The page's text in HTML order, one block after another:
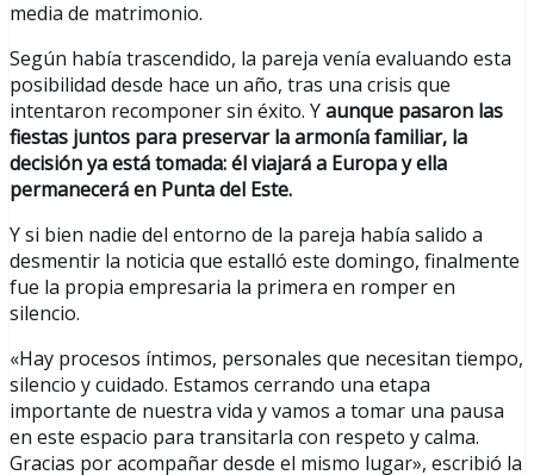
media de matrimonio.
Según había trascendido, la pareja venía evaluando esta
posibilidad desde hace un año, tras una crisis que
intentaron recomponer sin éxito. Yaunque pasaron las
fiestas juntos para preservar la armonía familiar, la
decisión ya está tomada: él viajará a Europa y ella
permanecerá en Punta del Este.
Y si bien nadie del entorno de la pareja había salido a
desmentir la noticia que estalló este domingo, finalmente
fue la propia empresaria la primera en romper en
silencio.
«Hay procesos íntimos, personales que necesitan tiempo,
silencio y cuidado. Estamos cerrando una etapa
importante de nuestra vida y vamos a tomar una pausa
en este espacio para transitarla con respeto y calma.
Gracias por acompañar desde el mismo lugar», escribió la